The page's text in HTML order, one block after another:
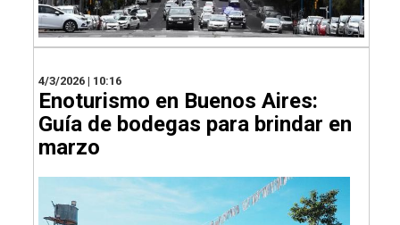
4/3/2026 | 10:16
Enoturismo en Buenos Aires:
Guía de bodegas para brindar en
marzo